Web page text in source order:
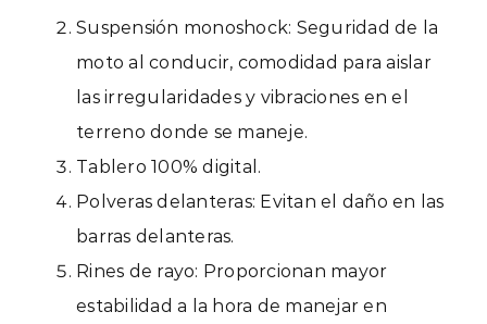
Suspensión monoshock: Seguridad de la
moto al conducir, comodidad para aislar
las irregularidades y vibraciones en el
terreno donde se maneje.
Tablero 100% digital.
Polveras delanteras: Evitan el daño en las
barras delanteras.
Rines de rayo: Proporcionan mayor
estabilidad a la hora de manejar en